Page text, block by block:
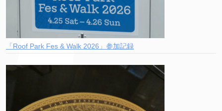
「Roof Park Fes & Walk 2026」参加記録